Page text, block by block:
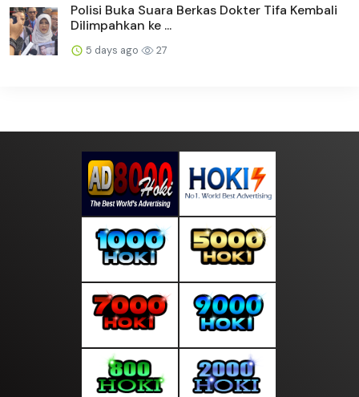
Polisi Buka Suara Berkas Dokter Tifa Kembali
Dilimpahkan ke ...
5 days ago 27